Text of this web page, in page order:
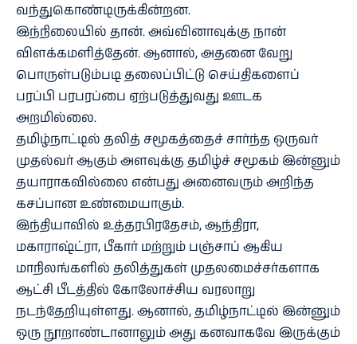
வந்துகொண்டிருக்கின்றன.
இந்நிலையில் தான். அவ்வினாவுக்கு நான்
விளக்கமளித்தேன். ஆனால், அதனை வேறு
பொருள்படும்படி தலைப்பிட்டு செய்திகளைப்
பரப்பி பரபரப்பை ஏற்படுத்துவது ஊடக
அறமில்லை.
தமிழ்நாட்டில் தலித் சமூகத்தைச் சார்ந்த ஒருவர்
முதல்வர் ஆகும் அளவுக்கு தமிழ்ச் சமூகம் இன்னும்
தயாராகவில்லை என்பது அனைவரும் அறிந்த
கசப்பான உண்மையாகும்.
இந்தியாவில் உத்தரபிரதேசம், ஆந்திரா,
மகாராஷ்ட்ரா, பீகார் மற்றும் பஞ்சாப் ஆகிய
மாநிலங்களில் தலித்துகள் முதலமைச்சர்களாக
ஆட்சி பீடத்தில் கோலோச்சிய வரலாறு
நடந்தேறியுள்ளது. ஆனால், தமிழ்நாட்டில் இன்னும்
ஒரு நூறாண்டானாலும் அது கனவாகவே இருக்கும்